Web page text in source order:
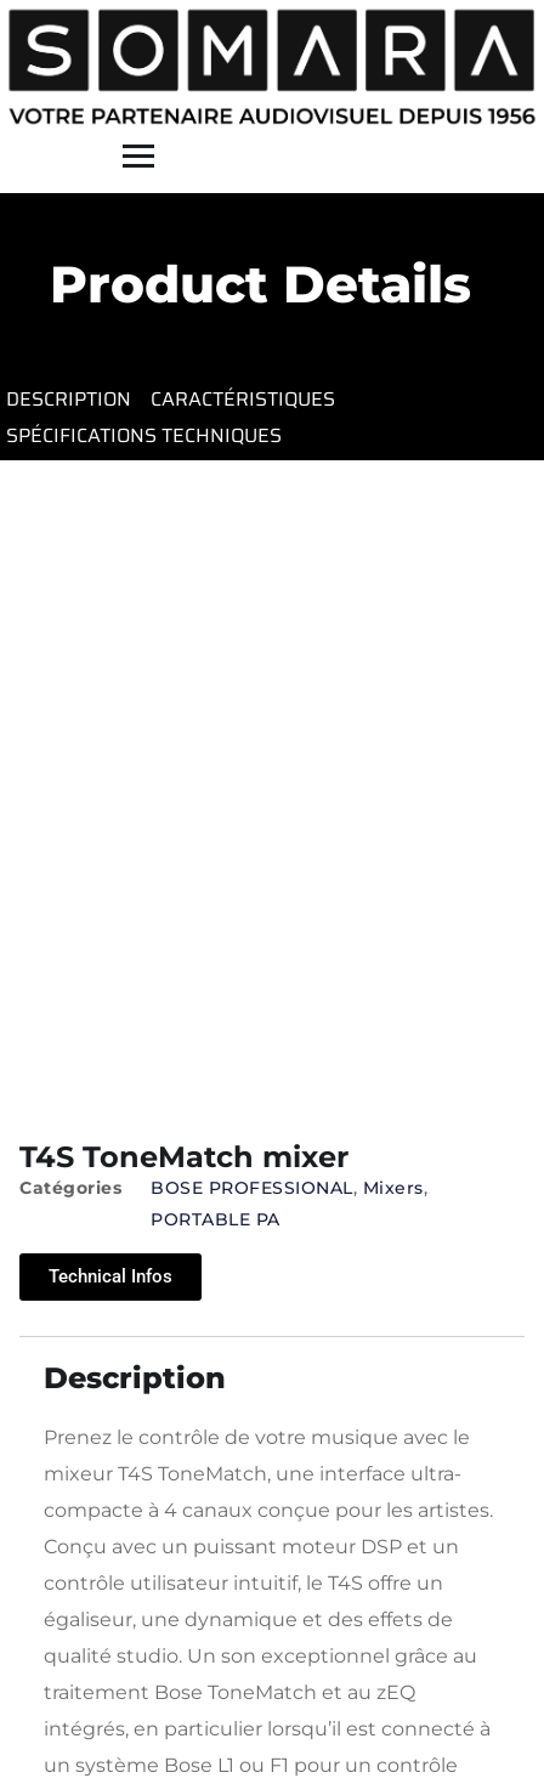
Product Details
DESCRIPTION
CARACTÉRISTIQUES
SPÉCIFICATIONS TECHNIQUES
T4S ToneMatch mixer
Catégories BOSE PROFESSIONAL, Mixers,
PORTABLE PA
Technical Infos
Description
Prenez le contrôle de votre musique avec le
mixeur T4S ToneMatch, une interface ultra-
compacte à 4 canaux conçue pour les artistes.
Conçu avec un puissant moteur DSP et un
contrôle utilisateur intuitif, le T4S offre un
égaliseur, une dynamique et des effets de
qualité studio. Un son exceptionnel grâce au
traitement Bose ToneMatch et au zEQ
intégrés, en particulier lorsqu’il est connecté à
un système Bose L1 ou F1 pour un contrôle